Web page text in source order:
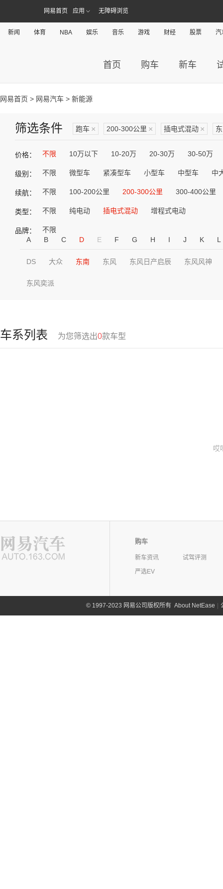
网易首页 应用 无障碍浏览
新闻 体育 NBA 娱乐 音乐 游戏 财经 股票 汽
首页 购车 新车
网易首页 > 网易汽车 > 新能源
筛选条件 跑车 × 200-300公里 × 插电式混动 ×
价格： 不限 10万以下 10-20万 20-30万 30-50万
级别： 不限 微型车 紧凑型车 小型车 中型车 中
续航： 不限 100-200公里 200-300公里 300-400公里
类型： 不限 纯电动 插电式混动 增程式电动
品牌：
不限
A
B C D E F G H I J K L
DS 大众 东南 东风 东风日产启辰 东风风神
东风奕派
车系列表 为您筛选出0款车型
哎
购车
新车资讯
试驾评测
严选EV
©1997-2023 网易公司版权所有 About NetEase